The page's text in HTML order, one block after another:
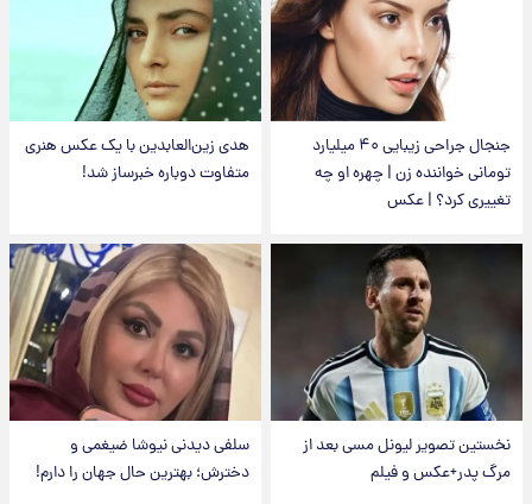
جنجال جراحی زیبایی ۴۰ میلیارد
تومانی خواننده زن | چهره او چه
تغییری کرد؟ | عکس
هدی زین‌العابدین با یک عکس هنری
متفاوت دوباره خبرساز شد!
نخستین تصویر لیونل مسی بعد از
مرگ پدر+عکس و فیلم
سلفی دیدنی نیوشا ضیغمی و
دخترش؛ بهترین حال جهان را دارم!